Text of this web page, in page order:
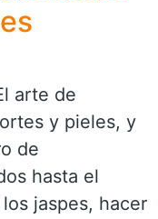
arte de
y pieles, y
de
hasta el
jaspes, hacer